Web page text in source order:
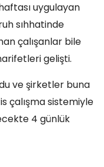
uygulayan
sıhhatinde
çalışanlar bile
gelişti.
ve şirketler buna
çalışma sistemiyle
4 günlük